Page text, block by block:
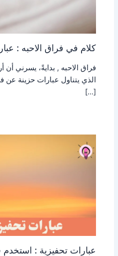
كلام في فراق الاحبه :
فراق الاحبه , بدايةً، يسرني
الذي يتناول عبارات حزينة عن
[…]
عبارات تحفيزية : استخدم